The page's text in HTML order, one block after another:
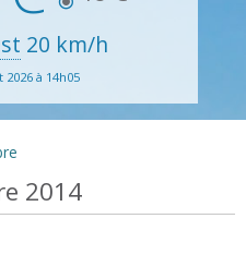
20 km/h
à 14h05
2014